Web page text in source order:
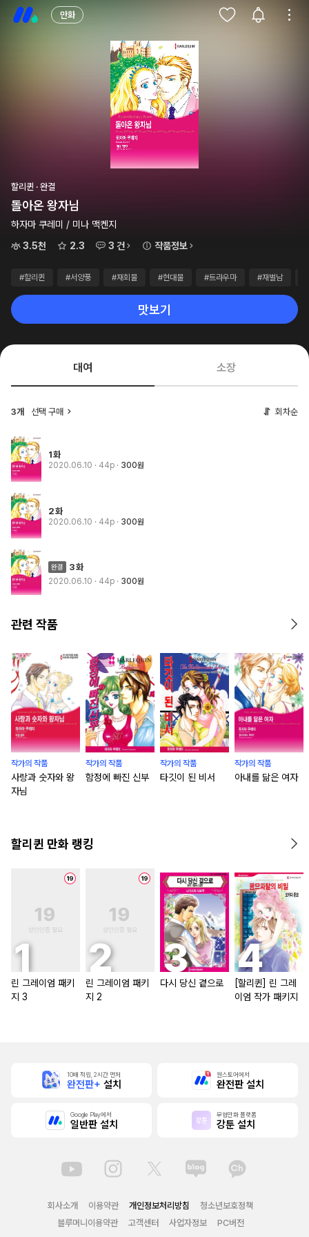
만화
할리퀸 · 완결
돌아온 왕자님
하자마 쿠레미 / 미나 맥켄지
3.5천
2.3 3 건 작품정보
#할리퀸 #서양풍 #재회물 #현대물 #트라우마 #재벌남
맛보기
대여 소장
3개 선택 구매 회차순
1화
2020.06.10 · 44p 300원
2화
2020.06.10 · 44p 300원
3화
2020.06.10 · 44p 300원
관련 작품
작가의 작품
사랑과 숫자와 왕
자님
작가의 작품
함정에 빠진 신부
작가의 작품
타깃이 된 비서
작가의 작품
아내를 닮은 여자
할리퀸 만화 랭킹
린 그레이엄 패키
지 3
린 그레이엄 패키
지 2
다시 당신 곁으로
[할리퀸] 린 그레
이엄 작가 패키지
10배 적립, 2시간 먼저
완전판+ 설치
원스토어에서
완전판 설치
Google Play에서
일반판 설치
무협만화 플랫폼
강툰 설치
회사소개 이용약관 개인정보처리방침
청소년보호정책
블루머니이용약관
고객센터 사업자정보 PC버전